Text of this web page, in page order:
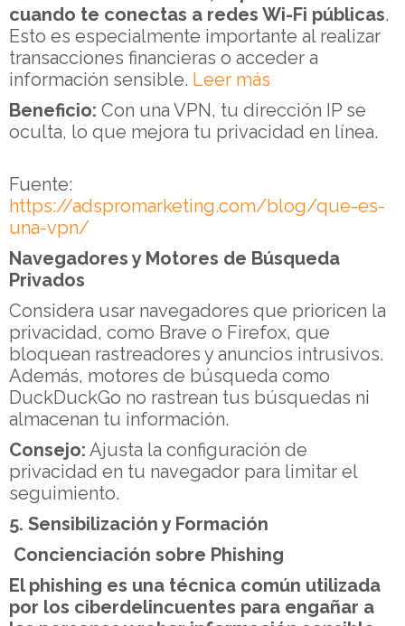
cuando te conectas a redes Wi-Fi públicas.
Esto es especialmente importante al realizar
transacciones financieras o acceder a
información sensible. Leer más
Beneficio: Con una VPN, tu dirección IP se
oculta, lo que mejora tu privacidad en línea.
Fuente:
https://adspromarketing.com/blog/que-es-
una-vpn/
Navegadores y Motores de Búsqueda
Privados
Considera usar navegadores que prioricen la
privacidad, como Brave o Firefox, que
bloquean rastreadores y anuncios intrusivos.
Además, motores de búsqueda como
DuckDuckGo no rastrean tus búsquedas ni
almacenan tu información.
Consejo: Ajusta la configuración de
privacidad en tu navegador para limitar el
seguimiento.
5. Sensibilización y Formación
Concienciación sobre Phishing
El phishing es una técnica común utilizada
por los ciberdelincuentes para engañar a